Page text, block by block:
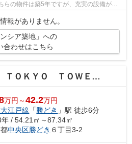
らの物件は築5年ですが、充実の設備が整
報がありません。
ンシア築地」への
合わせはこちら
ＹＯ ＴＯＷＥＲＳ ＭＩＤＴＯＷＥＲ
万円～42.2万円
江戸線 「 勝どき 」駅 徒歩6分
年 / 54.21㎡～87.34㎡
中央区勝どき ６丁目3-2